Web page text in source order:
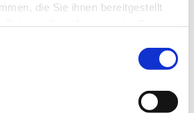
die Sie ihnen bereitgestellt